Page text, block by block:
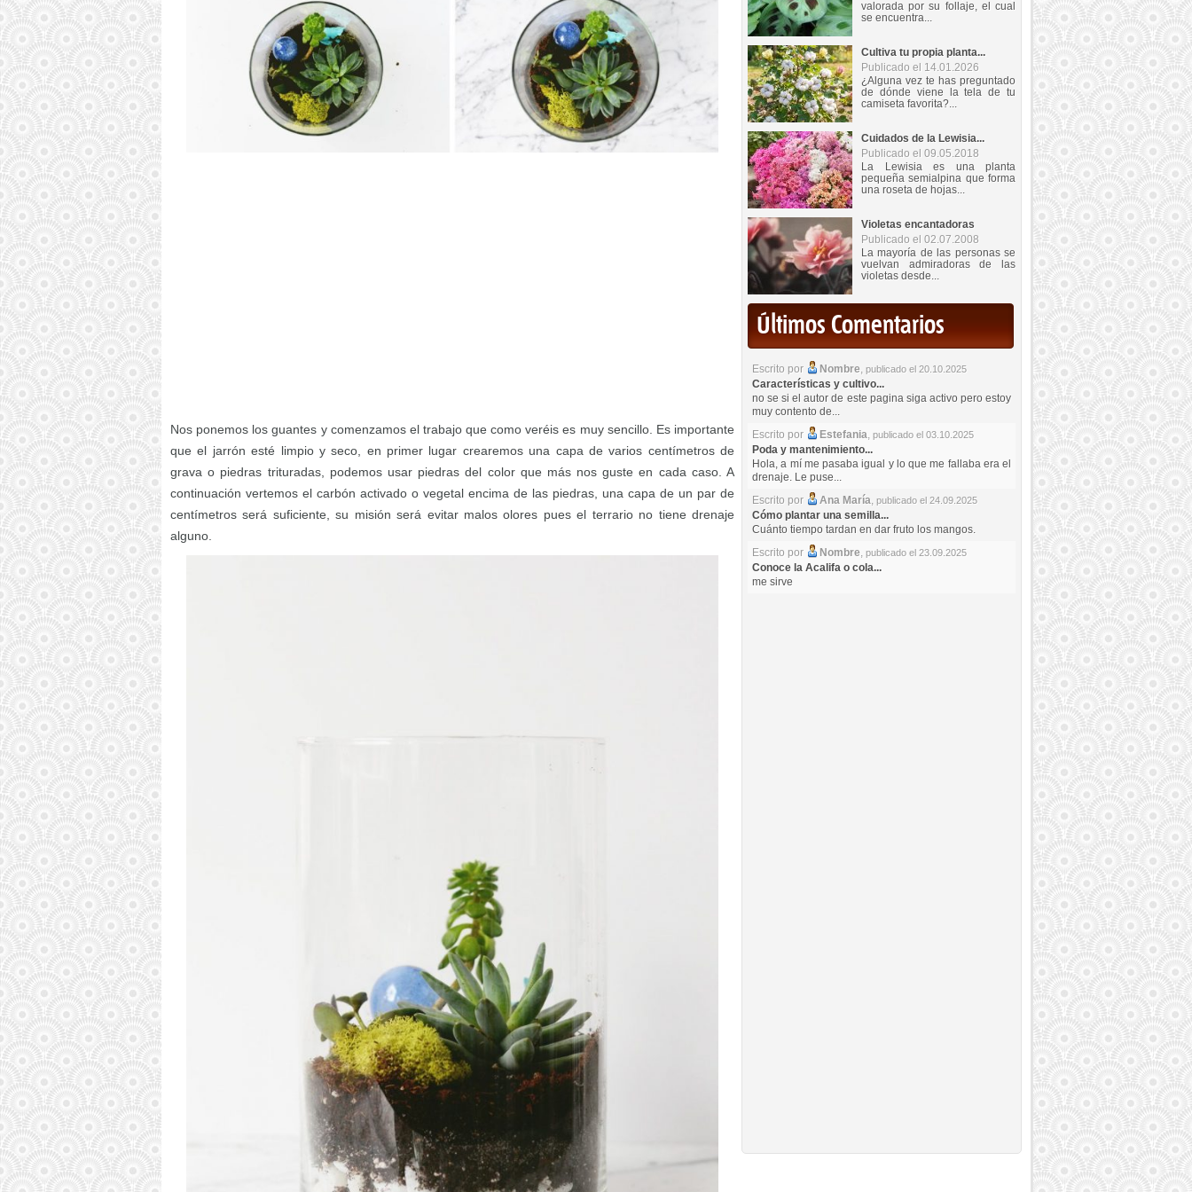
Nos ponemos los guantes y comenzamos el trabajo que como veréis es muy sencillo. Es importante
que el jarrón esté limpio y seco, en primer lugar crearemos una capa de varios centímetros de
grava o piedras trituradas, podemos usar piedras del color que más nos guste en cada caso. A
continuación vertemos el carbón activado o vegetal encima de las piedras, una capa de un par de
centímetros será suficiente, su misión será evitar malos olores pues el terrario no tiene drenaje
alguno.
valorada por su follaje, el cual
se encuentra...
Cultiva tu propia planta...
Publicado el 14.01.2026
¿Alguna vez te has preguntado
de dónde viene la tela de tu
camiseta favorita?...
Cuidados de la Lewisia...
Publicado el 09.05.2018
La Lewisia es una planta
pequeña semialpina que forma
una roseta de hojas...
Violetas encantadoras
Publicado el 02.07.2008
La mayoría de las personas se
vuelvan admiradoras de las
violetas desde...
Últimos Comentarios
Escrito por Nombre, publicado el 20.10.2025
Características y cultivo...
no se si el autor de este pagina siga activo pero estoy
muy contento de...
Escrito por
Estefania, publicado el 03.10.2025
Poda y mantenimiento...
Hola, a mí me pasaba igual y lo que me fallaba era el
drenaje. Le puse...
Escrito por
Ana María, publicado el 24.09.2025
Cómo plantar una semilla...
Cuánto tiempo tardan en dar fruto los mangos.
Escrito por
Nombre, publicado el 23.09.2025
Conoce la Acalifa o cola...
me sirve